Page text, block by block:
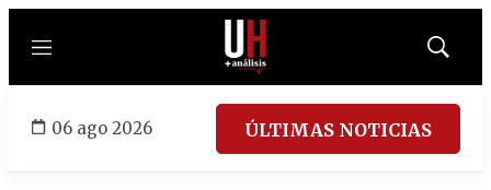
Menú
Mostrar
06 ago 2026 ÚLTIMAS NOTICIAS